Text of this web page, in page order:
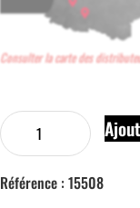
Consulter la carte des
Référence : 15508